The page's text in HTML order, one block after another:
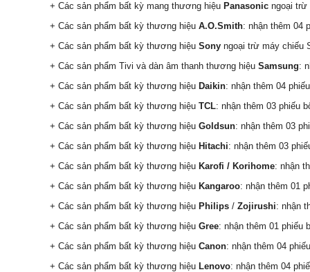
+ Các sản phẩm bất kỳ mang thương hiệu Panasonic ngoại trừ
+ Các sản phẩm bất kỳ thương hiệu A.O.Smith: nhận thêm 04
+ Các sản phẩm bất kỳ thương hiệu Sony ngoại trừ máy chiếu
+ Các sản phẩm Tivi và dàn âm thanh thương hiệu Samsung:
+ Các sản phẩm bất kỳ thương hiệu Daikin: nhận thêm 04
+ Các sản phẩm bất kỳ thương hiệu TCL: nhận thêm 03 phiếu
+ Các sản phẩm bất kỳ thương hiệu Goldsun: nhận thêm 03
+ Các sản phẩm bất kỳ thương hiệu Hitachi: nhận thêm 03
+ Các sản phẩm bất kỳ thương hiệu Karofi / Korihome: nhận
+ Các sản phẩm bất kỳ thương hiệu Kangaroo: nhận thêm 01
+ Các sản phẩm bất kỳ thương hiệu Philips / Zojirushi: nhận
+ Các sản phẩm bất kỳ thương hiệu Gree: nhận thêm 01 phiếu
+ Các sản phẩm bất kỳ thương hiệu Canon: nhận thêm 04
+ Các sản phẩm bất kỳ thương hiệu Lenovo: nhận thêm 04